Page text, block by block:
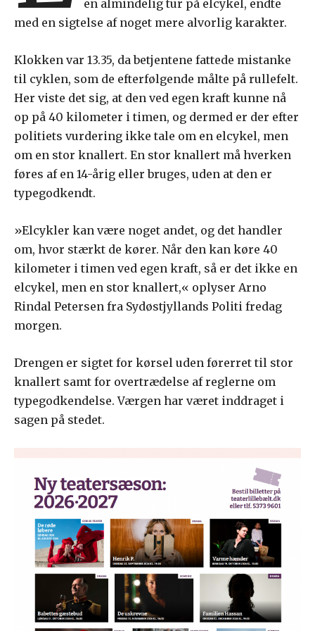
en almindelig tur på elcykel, endte
med en sigtelse af noget mere alvorlig karakter.
Klokken var 13.35, da betjentene fattede mistanke
til cyklen, som de efterfølgende målte på rullefelt.
Her viste det sig, at den ved egen kraft kunne nå
op på 40 kilometer i timen, og dermed er der efter
politiets vurdering ikke tale om en elcykel, men
om en stor knallert. En stor knallert må hverken
føres af en 14-årig eller bruges, uden at den er
typegodkendt.
»Elcykler kan være noget andet, og det handler
om, hvor stærkt de kører. Når den kan køre 40
kilometer i timen ved egen kraft, så er det ikke en
elcykel, men en stor knallert,« oplyser Arno
Rindal Petersen fra Sydøstjyllands Politi fredag
morgen.
Drengen er sigtet for kørsel uden førerret til stor
knallert samt for overtrædelse af reglerne om
typegodkendelse. Værgen har været inddraget i
sagen på stedet.